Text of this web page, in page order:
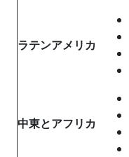
ラテンアメリカ
中東とアフリカ